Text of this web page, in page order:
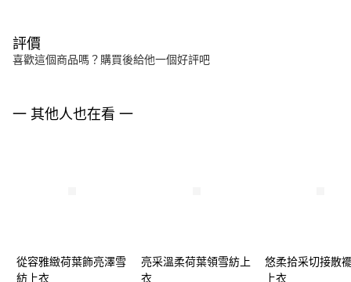
評價
喜歡這個商品嗎？購買後給他一個好評吧
一 其他人也在看 一
從容雅緻荷葉飾亮澤雪
紡上衣
亮采溫柔荷葉領雪紡上
衣
悠柔拾采切接散
上衣